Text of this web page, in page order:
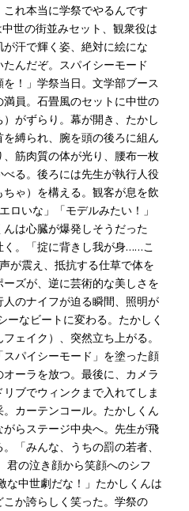
れ本当に学祭でやるんです
世の街並みセット、観衆役は
汗で輝く姿、絶対に絵にな
んだぞ。スパイシーモード
！」学祭当日。文学部ブース
員。石畳風のセットに中世の
がずらり。幕が開き、たかし
縛られ、腕を頭の後ろに組ん
筋肉質の体が光り、腰布一枚
る。後ろには先生が執行人役
ゃ）を構える。観客が息を飲
いな」「モデルみたい！」
は心臓が爆発しそうだった
。「掟に背きし我が身……こ
が震え、抵抗する仕草で体を
ズが、逆に芸術的な美しさを
のナイフが迫る瞬間、照明が
なビートに変わる。たかしく
ェイク）、突然立ち上がる。
パイシーモード」を塗った顔
ーラを放つ。最後に、カメラ
ブでウィンクまで入れてしま
カーテンコール。たかしくん
らステージ中央へ。先生が飛
「みんな、うちの罰の若者、
君の泣き顔から笑顔へのシフ
な中世劇だな！」たかしくんは
か誇らしく笑った。学祭の